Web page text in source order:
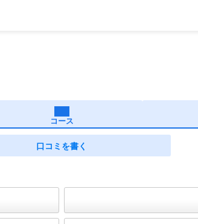
コース
口コミを書く